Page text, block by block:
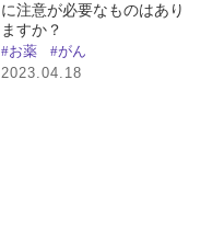
に注意が必要なものはあり
ますか？
#お薬 #がん
2023.04.18